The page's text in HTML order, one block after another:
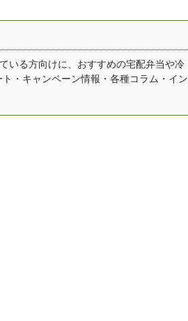
加
い
薬
成
コースについて詳しくお
聞きしました。 IT企業の
サービスをはじめたわけ
いる方向けに、おすすめの宅配弁当や冷
・キャンペーン情報・各種コラム・イン